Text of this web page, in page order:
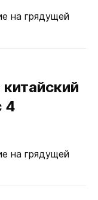
на грядущей
4
на грядущей